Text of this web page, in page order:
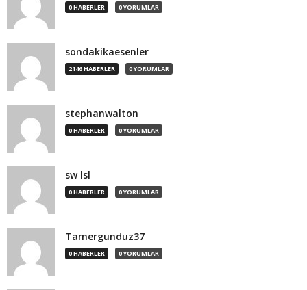
0 HABERLER 0 YORUMLAR
sondakikaesenler
2146 HABERLER 0 YORUMLAR
stephanwalton
0 HABERLER 0 YORUMLAR
sw lsl
0 HABERLER 0 YORUMLAR
Tamergunduz37
0 HABERLER 0 YORUMLAR